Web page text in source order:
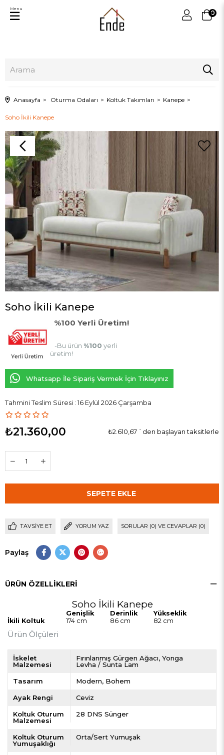
0
Menu
Anasayfa Oturma Odaları Koltuk Takımları Kanepe
Soho İkili Kanepe
Soho İkili Kanepe
%100 Yerli Üretim!
-Bu ürün %100 yerli
üretim!
Whatsapp İle Sipariş Vermek İçin Tıklayınız
Tahmini Teslim Süresi : 16 Eylül 2026 Çarşamba
₺21.360,00 ₺2.610,67 `den başlayan taksitlerle
TAVSIYE ET YORUM YAZ SORULAR (0) VE CEVAPLAR (0)
Paylaş
ÜRÜN ÖZELLIKLERI
Soho İkili Kanepe
Ürün Ölçüleri
Genişlik Derinlik
Yükseklik
İkili Koltuk
174 cm 86 cm 82 cm
İskelet
Malzemesi
Fırınlanmış Gürgen Ağacı Yonga
Levha / Sunta Lam
Tasarım Modern Bohem
Ayak Rengi Ceviz
Koltuk Oturum
Malzemesi
28 DNS Sünger
Koltuk Oturum
Yumuşaklığı
Orta/Sert Yumuşak